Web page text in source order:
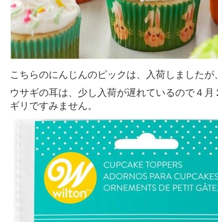
こちらのにんじんのピックは、入荷しましたが
ウサギの耳は、少し入荷が遅れているので４
ギリですみません。